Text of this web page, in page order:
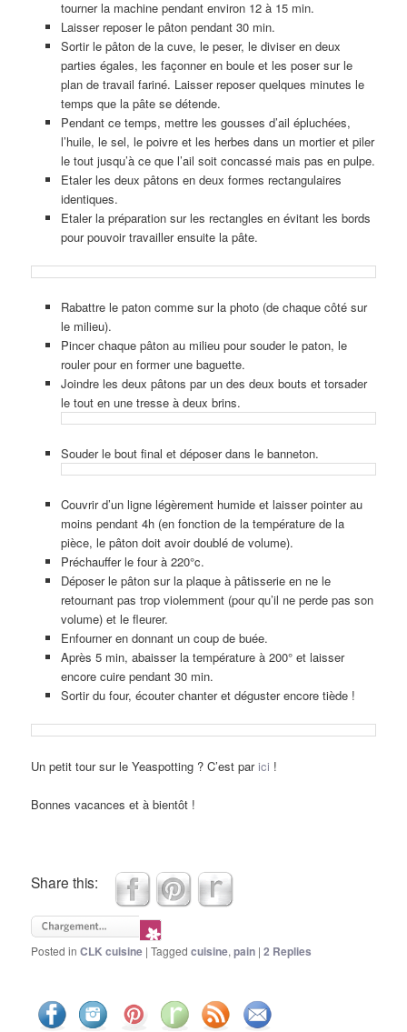
tourner la machine pendant environ 12 à 15 min.
Laisser reposer le pâton pendant 30 min.
Sortir le pâton de la cuve, le peser, le diviser en deux
parties égales, les façonner en boule et les poser sur le
plan de travail fariné. Laisser reposer quelques minutes le
temps que la pâte se détende.
Pendant ce temps, mettre les gousses d’ail épluchées,
l’huile, le sel, le poivre et les herbes dans un mortier et piler
le tout jusqu’à ce que l’ail soit concassé mais pas en pulpe.
Etaler les deux pâtons en deux formes rectangulaires
identiques.
Etaler la préparation sur les rectangles en évitant les bords
pour pouvoir travailler ensuite la pâte.
Rabattre le paton comme sur la photo (de chaque côté sur
le milieu).
Pincer chaque pâton au milieu pour souder le paton, le
rouler pour en former une baguette.
Joindre les deux pâtons par un des deux bouts et torsader
le tout en une tresse à deux brins.
Souder le bout final et déposer dans le banneton.
Couvrir d’un ligne légèrement humide et laisser pointer au
moins pendant 4h (en fonction de la température de la
pièce, le pâton doit avoir doublé de volume).
Préchauffer le four à 220°c.
Déposer le pâton sur la plaque à pâtisserie en ne le
retournant pas trop violemment (pour qu’il ne perde pas son
volume) et le fleurer.
Enfourner en donnant un coup de buée.
Après 5 min, abaisser la température à 200° et laisser
encore cuire pendant 30 min.
Sortir du four, écouter chanter et déguster encore tiède !
Un petit tour sur le Yeaspotting ? C’est parici !
Bonnes vacances et à bientôt !
Share this:
Posted in CLK cuisine |Tagged cuisine,pain |2 Replies